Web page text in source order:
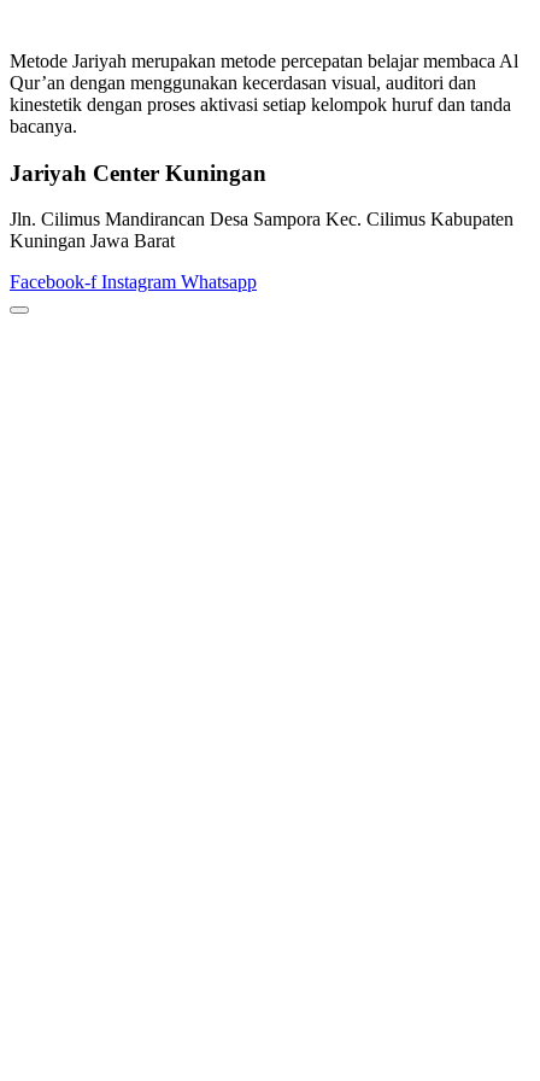
Metode Jariyah merupakan metode percepatan belajar membaca Al
Qur’an dengan menggunakan kecerdasan visual, auditori dan
kinestetik dengan proses aktivasi setiap kelompok huruf dan tanda
bacanya.
Jariyah Center Kuningan
Jln. Cilimus Mandirancan Desa Sampora Kec. Cilimus Kabupaten
Kuningan Jawa Barat
Facebook-f Instagram Whatsapp